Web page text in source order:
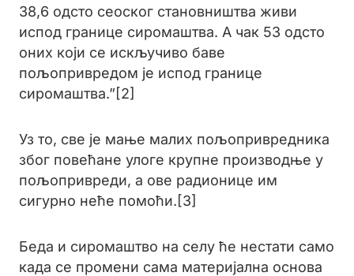
38,6 одсто сеоског становништва живи
испод границе сиромаштва. А чак 53 одсто
оних који се искључиво баве
пољопривредом је испод границе
сиромаштва.”[2]
Уз то, све је мање малих пољопривредника
због повећане улоге крупнe производње у
пољопривреди, а ове радионице им
сигурно неће помоћи.[3]
Беда и сиромаштво на селу ће нестати само
када се промени сама материјална основа